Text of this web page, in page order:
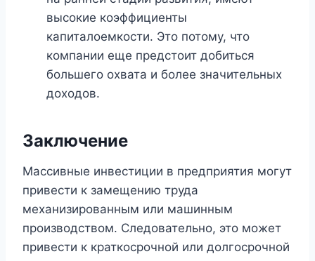
высокие коэффициенты
капиталоемкости. Это потому, что
компании еще предстоит добиться
большего охвата и более значительных
доходов.
Заключение
Массивные инвестиции в предприятия могут
привести к замещению труда
механизированным или машинным
производством. Следовательно, это может
привести к краткосрочной или долгосрочной